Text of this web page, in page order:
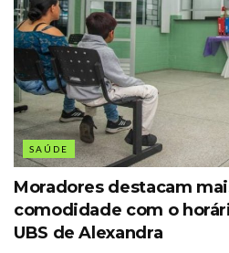
SAÚDE
Moradores destacam
comodidade com o
UBS de Alexandra